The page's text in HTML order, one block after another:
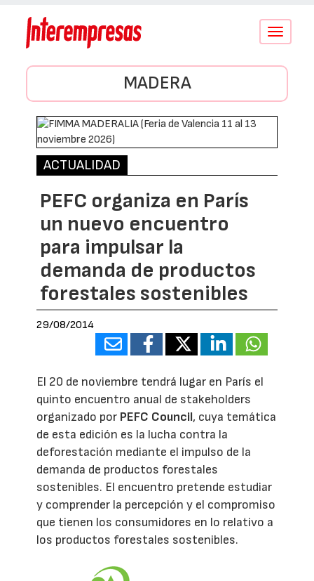
Conmutar
MADERA
ACTUALIDAD
PEFC organiza en París
un nuevo encuentro
para impulsar la
demanda de productos
forestales sostenibles
29/08/2014
El 20 de noviembre tendrá lugar en París el
quinto encuentro anual de stakeholders
organizado por PEFC Council, cuya temática
de esta edición es la lucha contra la
deforestación mediante el impulso de la
demanda de productos forestales
sostenibles. El encuentro pretende estudiar
y comprender la percepción y el compromiso
que tienen los consumidores en lo relativo a
los productos forestales sostenibles.